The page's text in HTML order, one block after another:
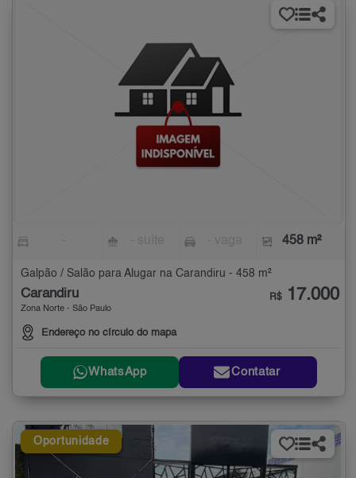
458 m²
Galpão / Salão para Alugar na Carandiru - 458 m²
Carandiru
Zona Norte - São Paulo
Endereço no círculo do mapa
R$ 17.000
WhatsApp Contatar
Oportunidade